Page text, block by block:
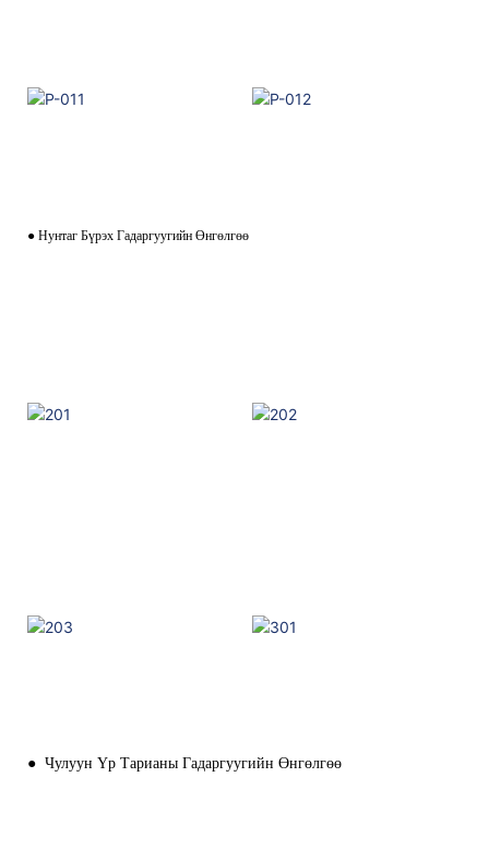
● Нунтаг Бүрэх Гадаргуугийн Өнгөлгөө
● Чулуун Үр Тарианы Гадаргуугийн Өнгөлгөө